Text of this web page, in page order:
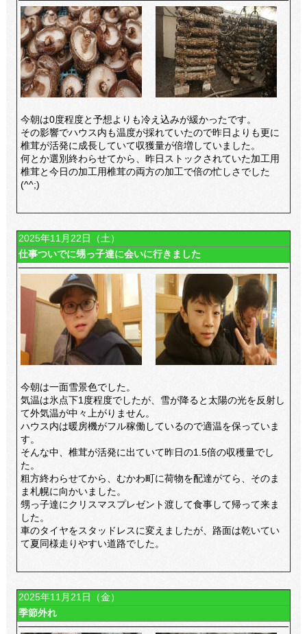
今朝は0度程度と予想よりも冷え込みが緩かったです。
その影響でハウス内も温度が採れていたので昨日よりも更に
椎茸が活発に成長していて収獲量が倍増していました。
何とか選別終わらせてから、昨日ストックされていた加工用
椎茸と今日の加工用椎茸の両方の加工で倍の忙しさでした
(^^;)
2025年11月22日（土）
仕事ついでに甥っ子達に会いに行きました
今朝は一面雪景色でした。
気温は氷点下1度程度でしたが、雪が降ると太陽の光を反射し
て外気温が中々上がりません。
ハウス内は暖房機がフル稼働しているので適温を保っていま
す。
そんな中、椎茸が活発に出ていて昨日の1.5倍の収穫量でし
た。
粗方終わらせてから、むかわ町に荷物を配達がてら、そのま
ま札幌に向かいました。
甥っ子達にクリスマスプレゼント渡して食事して帰って来ま
した。
車のタイヤをスタッドレスに変えましたが、路面は乾いてい
て夏同様走りやすい道路でした。
2025年11月21日（金）
季節外れ